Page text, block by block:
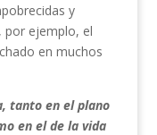
y
por ejemplo, el
en muchos
tanto en el plano
en el de la vida